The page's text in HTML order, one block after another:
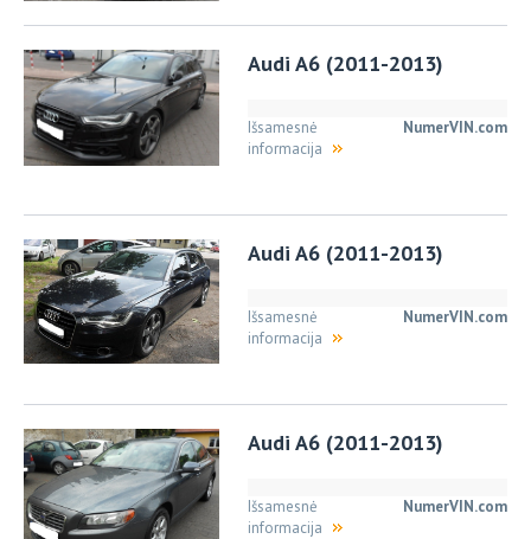
Audi A6 (2011-2013)
NumerVIN.com
Išsamesnė
informacija
Audi A6 (2011-2013)
NumerVIN.com
Išsamesnė
informacija
Audi A6 (2011-2013)
NumerVIN.com
Išsamesnė
informacija